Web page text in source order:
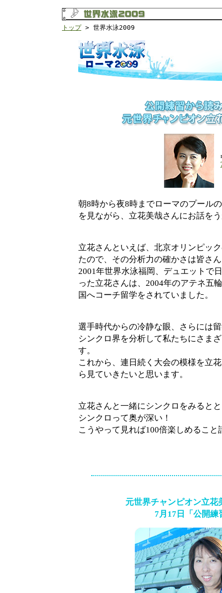
トップ> 世界水泳2009
朝8時から夜8時までローマのプール
を見ながら、立花美哉さんにお話を
立花さんといえば、北京オリンピッ
たので、その分析力の確かさは皆さ
2001年世界水泳福岡、デュエットで
った立花さんは、2004年のアテネ五
国へコーチ留学をされていました。
選手時代からの冷静な眼、さらには
シンクロ界を分析して私たちにさま
す。
これから、連日続く大会の模様を立
ら見ていきたいと思います。
立花さんと一緒にシンクロをみると
シンクロって奥が深い！
こうやって見れば100倍楽しめること
元世界チャンピオン立
7月17日「公開練